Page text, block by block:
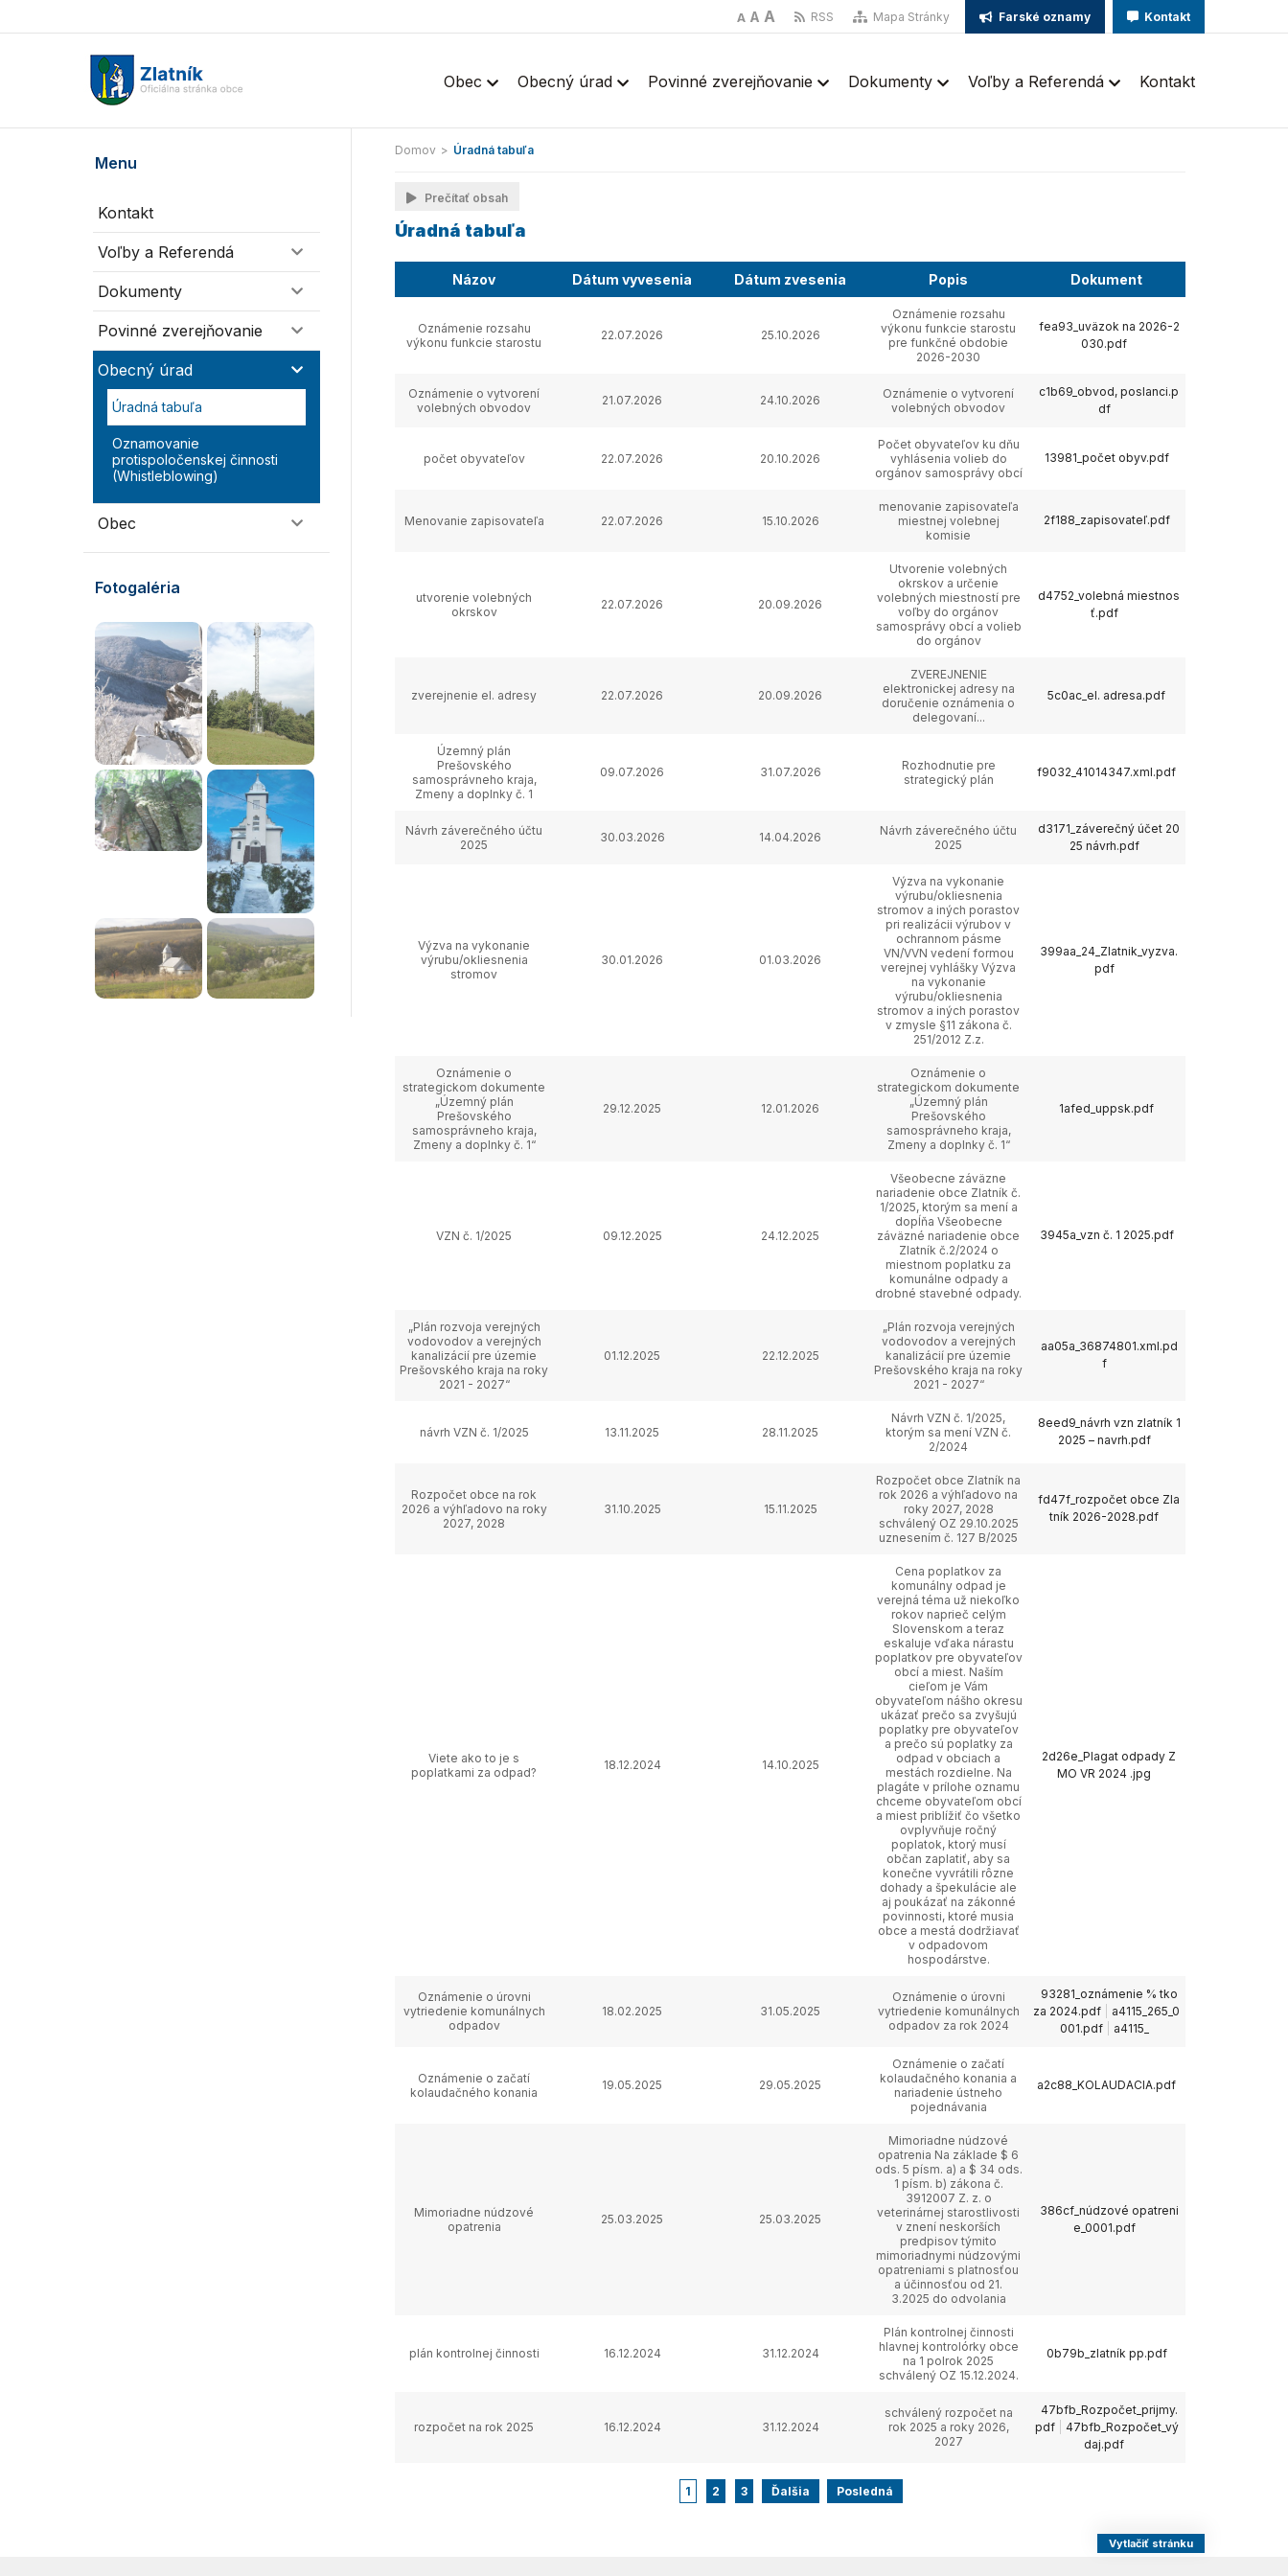
A A A RSS Mapa Stránky Farské oznamy Kontakt
Obec Obecný úrad Povinné zverejňovanie Dokumenty Voľby a Referendá Kontakt
Menu
Kontakt
Voľby a Referendá
Dokumenty
Povinné zverejňovanie
Obecný úrad
Úradná tabuľa
Oznamovanie
protispoločenskej činnosti
(Whistleblowing)
Obec
Fotogaléria
Domov > Úradná tabuľa
Prečítať obsah
Úradná tabuľa
Názov Dátum vyvesenia Dátum zvesenia Popis Dokument
Oznámenie rozsahu
výkonu funkcie starostu
22.07.2026 25.10.2026
Oznámenie rozsahu
výkonu funkcie starostu
pre funkčné obdobie
2026-2030
fea93_uväzok na 2026-2
030.pdf
Oznámenie o vytvorení
volebných obvodov
21.07.2026 24.10.2026
Oznámenie o vytvorení
volebných obvodov
c1b69_obvod, poslanci.p
df
počet obyvateľov 22.07.2026 20.10.2026
Počet obyvateľov ku dňu
vyhlásenia volieb do
orgánov samosprávy obcí
13981_počet obyv.pdf
Menovanie zapisovateľa 22.07.2026 15.10.2026
menovanie zapisovateľa
miestnej volebnej
komisie
2f188_zapisovateľ.pdf
utvorenie volebných
okrskov
22.07.2026 20.09.2026
Utvorenie volebných
okrskov a určenie
volebných miestností pre
voľby do orgánov
samosprávy obcí a volieb
do orgánov
d4752_volebná miestnos
ť.pdf
zverejnenie el. adresy 22.07.2026 20.09.2026
ZVEREJNENIE
elektronickej adresy na
doručenie oznámenia o
delegovaní...
5c0ac_el. adresa.pdf
Územný plán
Prešovského
samosprávneho kraja,
Zmeny a doplnky č. 1
09.07.2026 31.07.2026
Rozhodnutie pre
strategický plán
f9032_41014347.xml.pdf
Návrh záverečného účtu
2025
30.03.2026 14.04.2026
Návrh záverečného účtu
2025
d3171_záverečný účet 20
25 návrh.pdf
Výzva na vykonanie
výrubu/okliesnenia
stromov
30.01.2026 01.03.2026
Výzva na vykonanie
výrubu/okliesnenia
stromov a iných porastov
pri realizácii výrubov v
ochrannom pásme
VN/VVN vedení formou
verejnej vyhlášky Výzva
na vykonanie
výrubu/okliesnenia
stromov a iných porastov
v zmysle §11 zákona č.
251/2012 Z.z.
399aa_24_Zlatnik_vyzva.
pdf
Oznámenie o
strategickom dokumente
„Územný plán
Prešovského
samosprávneho kraja,
Zmeny a doplnky č. 1“
29.12.2025 12.01.2026
Oznámenie o
strategickom dokumente
„Územný plán
Prešovského
samosprávneho kraja,
Zmeny a doplnky č. 1“
1afed_uppsk.pdf
VZN č. 1/2025 09.12.2025 24.12.2025
Všeobecne záväzne
nariadenie obce Zlatník č.
1/2025, ktorým sa mení a
dopĺňa Všeobecne
záväzné nariadenie obce
Zlatník č.2/2024 o
miestnom poplatku za
komunálne odpady a
drobné stavebné odpady.
3945a_vzn č. 1 2025.pdf
„Plán rozvoja verejných
vodovodov a verejných
kanalizácií pre územie
Prešovského kraja na roky
2021 - 2027“
01.12.2025 22.12.2025
„Plán rozvoja verejných
vodovodov a verejných
kanalizácií pre územie
Prešovského kraja na roky
2021 - 2027“
aa05a_36874801.xml.pd
f
návrh VZN č. 1/2025 13.11.2025 28.11.2025
Návrh VZN č. 1/2025,
ktorým sa mení VZN č.
2/2024
8eed9_návrh vzn zlatník 1
2025 – navrh.pdf
Rozpočet obce na rok
2026 a výhľadovo na roky
2027, 2028
31.10.2025 15.11.2025
Rozpočet obce Zlatník na
rok 2026 a výhľadovo na
roky 2027, 2028
schválený OZ 29.10.2025
uznesením č. 127 B/2025
fd47f_rozpočet obce Zla
tník 2026-2028.pdf
Viete ako to je s
poplatkami za odpad?
18.12.2024 14.10.2025
Cena poplatkov za
komunálny odpad je
verejná téma už niekoľko
rokov naprieč celým
Slovenskom a teraz
eskaluje vďaka nárastu
poplatkov pre obyvateľov
obcí a miest. Naším
cieľom je Vám
obyvateľom nášho okresu
ukázať prečo sa zvyšujú
poplatky pre obyvateľov
a prečo sú poplatky za
odpad v obciach a
mestách rozdielne. Na
plagáte v prílohe oznamu
chceme obyvateľom obcí
a miest priblížiť čo všetko
ovplyvňuje ročný
poplatok, ktorý musí
občan zaplatiť, aby sa
konečne vyvrátili rôzne
dohady a špekulácie ale
aj poukázať na zákonné
povinnosti, ktoré musia
obce a mestá dodržiavať
v odpadovom
hospodárstve.
2d26e_Plagat odpady Z
MO VR 2024 .jpg
Oznámenie o úrovni
vytriedenie komunálnych
odpadov
18.02.2025 31.05.2025
Oznámenie o úrovni
vytriedenie komunálnych
odpadov za rok 2024
93281_oznámenie % tko
za 2024.pdf
a4115_265_0
001.pdf
a4115_
Oznámenie o začatí
kolaudačného konania
19.05.2025 29.05.2025
Oznámenie o začatí
kolaudačného konania a
nariadenie ústneho
pojednávania
a2c88_KOLAUDACIA.pdf
Mimoriadne núdzové
opatrenia
25.03.2025 25.03.2025
Mimoriadne núdzové
opatrenia Na základe $ 6
ods. 5 písm. a) a $ 34 ods.
1 písm. b) zákona č.
3912007 Z. z. o
veterinárnej starostlivosti
v znení neskorších
predpisov týmito
mimoriadnymi núdzovými
opatreniami s platnosťou
a účinnosťou od 21.
3.2025 do odvolania
386cf_núdzové opatreni
e_0001.pdf
plán kontrolnej činnosti 16.12.2024 31.12.2024
Plán kontrolnej činnosti
hlavnej kontrolórky obce
na 1 polrok 2025
schválený OZ 15.12.2024.
0b79b_zlatník pp.pdf
rozpočet na rok 2025 16.12.2024 31.12.2024
schválený rozpočet na
rok 2025 a roky 2026,
2027
47bfb_Rozpočet_prijmy.
pdf
47bfb_Rozpočet_vý
daj.pdf
1 2 3 Ďalšia Posledná
Vytlačiť stránku